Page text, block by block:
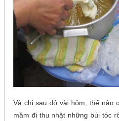
Và chỉ sau đó vài hôm, thế nào
mầm đi thu nhặt những búi tóc